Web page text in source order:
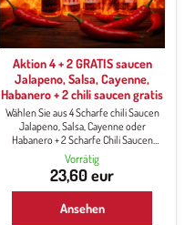
Aktion 4 + 2 GRATIS saucen
Jalapeno, Salsa, Cayenne,
Habanero + 2 chili saucen gratis
Wählen Sie aus 4 Scharfe chili Saucen
Jalapeno, Salsa, Cayenne oder
Habanero + 2 Scharfe Chili Saucen
GRATIS.
Vorrätig
23,60 eur
Ansehen